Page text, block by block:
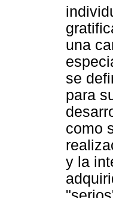
una
se
para
como
y la